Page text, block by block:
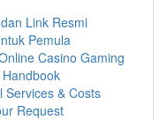
Link Resmi
Pemula
Casino Gaming
Services & Costs
Request